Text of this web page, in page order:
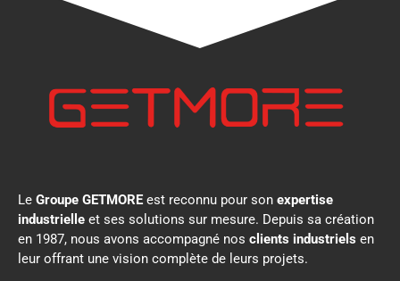
Le Groupe GETMORE est reconnu pour son expertise
industrielle et ses solutions sur mesure. Depuis sa création
en 1987, nous avons accompagné nos clients industriels en
leur offrant une vision complète de leurs projets.